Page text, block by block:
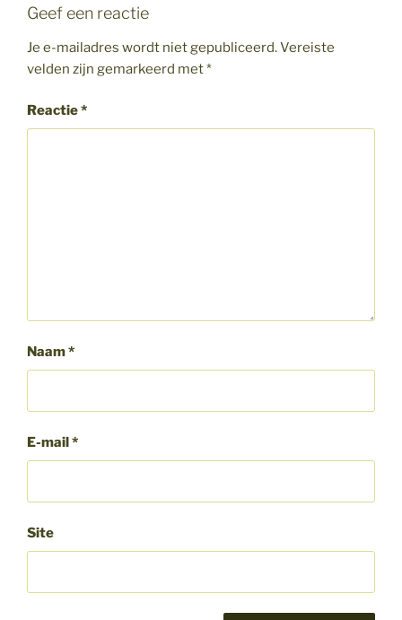
Geef een reactie
Je e-mailadres wordt niet gepubliceerd.Vereiste
velden zijn gemarkeerd met*
Reactie*
Naam*
E-mail*
Site